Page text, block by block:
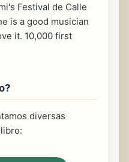
Festival de Calle
is a good musician
it. 10,000 first
diversas